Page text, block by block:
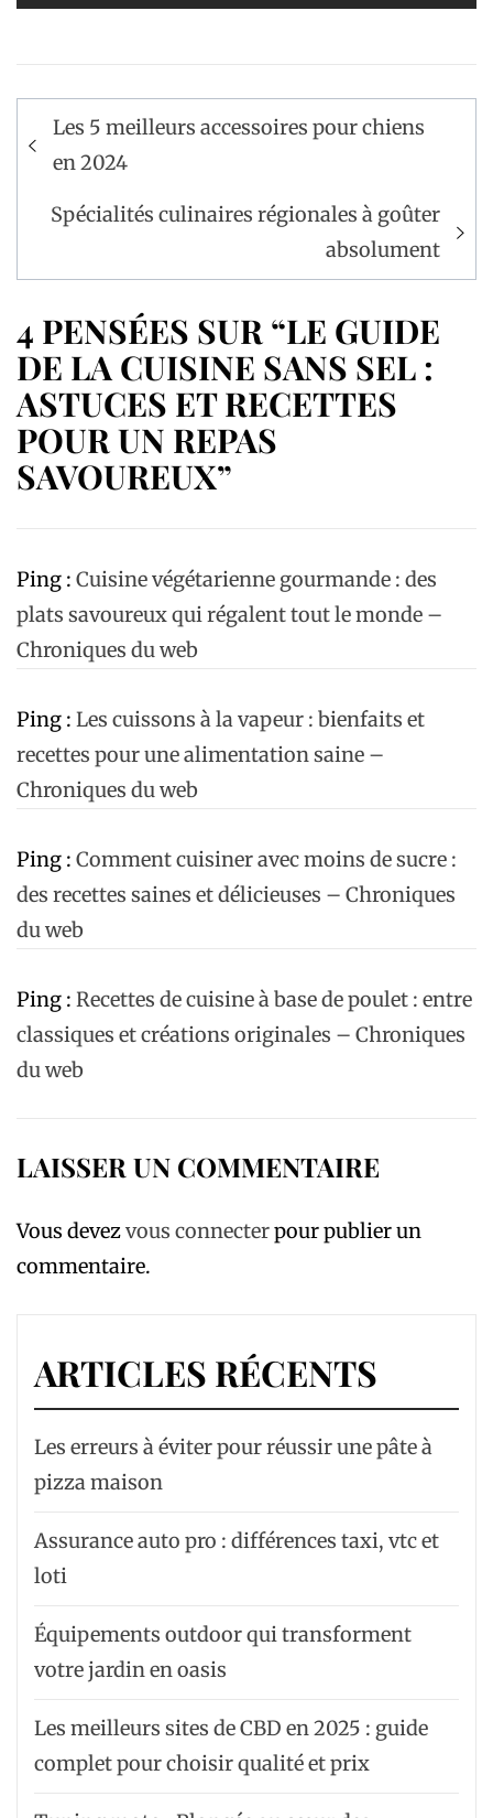
Navigation
de
Les 5 meilleurs accessoires pour chiens
en 2024
Spécialités culinaires régionales à goûter
absolument
4 PENSÉES SUR “LE GUIDE
DE LA CUISINE SANS SEL :
ASTUCES ET RECETTES
POUR UN REPAS
SAVOUREUX”
Ping : Cuisine végétarienne gourmande : des
plats savoureux qui régalent tout le monde –
Chroniques du web
Ping : Les cuissons à la vapeur : bienfaits et
recettes pour une alimentation saine –
Chroniques du web
Ping : Comment cuisiner avec moins de sucre :
des recettes saines et délicieuses – Chroniques
du web
Ping : Recettes de cuisine à base de poulet : entre
classiques et créations originales – Chroniques
du web
LAISSER UN COMMENTAIRE
Vous devezvous connecterpour publier un
commentaire.
ARTICLES RÉCENTS
Les erreurs à éviter pour réussir une pâte à
pizza maison
Assurance auto pro : différences taxi, vtc et
loti
Équipements outdoor qui transforment
votre jardin en oasis
Les meilleurs sites de CBD en 2025 : guide
complet pour choisir qualité et prix